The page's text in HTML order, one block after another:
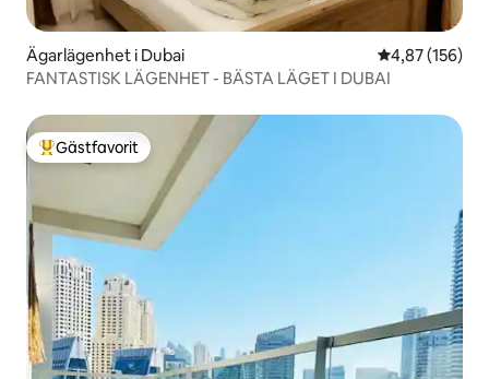
Ägarlägenhet i Dubai 4,87 av 5 i
4,87 (156)
FANTASTISK LÄGENHET - BÄSTA LÄGET I DUBAI
Populär gästfavorit
Gästfavorit